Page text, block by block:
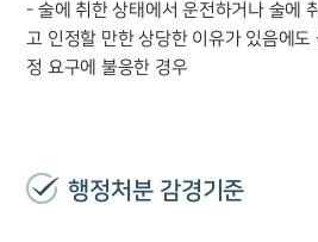
- 술에 취한 상태에서 운전하거나 술에
고 인정할 만한 상당한 이유가 있음에
정 요구에 불응한 경우
행정처분 감경기준